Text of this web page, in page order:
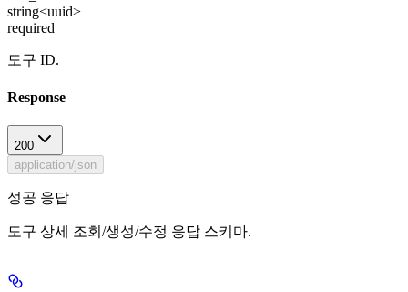
string<uuid>
required
도구 ID.
Response
200
application/json
성공 응답
도구 상세 조회/생성/수정 응답 스키마.